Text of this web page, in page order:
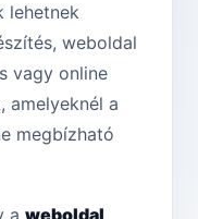
lehetnek
weboldal
vagy online
amelyeknél a
megbízható